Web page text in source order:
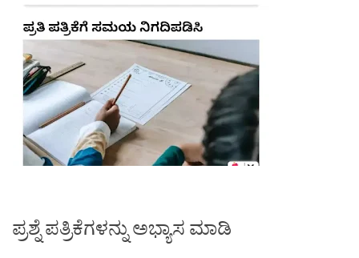
ಪ್ರಶ್ನೆ ಪತ್ರಿಕೆಗಳನ್ನು ಅಭ್ಯಾಸ ಮಾಡಿ